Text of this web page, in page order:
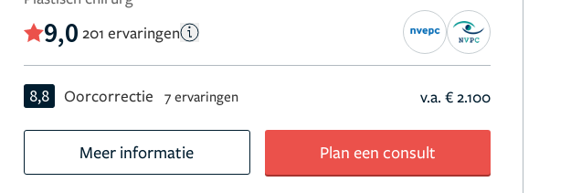
9,0 201 ervaringen
8,8 Oorcorrectie 7 ervaringen v.a. € 2.100
Meer informatie Plan een consult